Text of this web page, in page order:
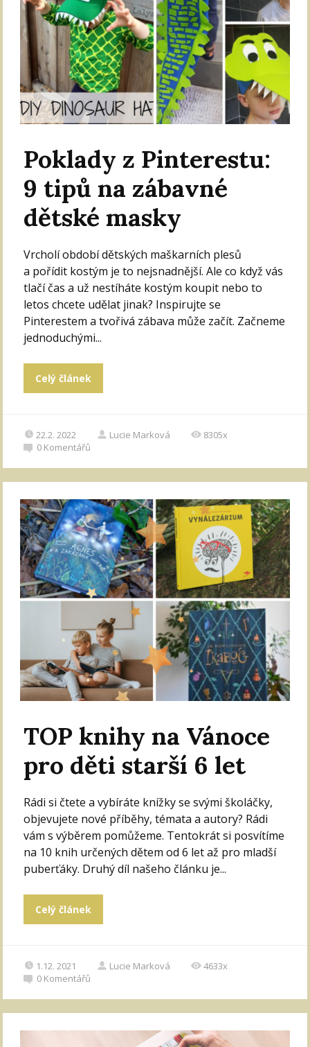
Poklady z Pinterestu:
9 tipů na zábavné
dětské masky
Vrcholí období dětských maškarních plesů
a pořídit kostým je to nejsnadnější. Ale co když vás
tlačí čas a už nestíháte kostým koupit nebo to
letos chcete udělat jinak? Inspirujte se
Pinterestem a tvořivá zábava může začít. Začneme
jednoduchými...
Celý článek
22.2. 2022 Lucie Marková
8305x
0 Komentářů
TOP knihy na Vánoce
pro děti starší 6 let
Rádi si čtete a vybíráte knížky se svými školáčky,
objevujete nové příběhy, témata a autory? Rádi
vám s výběrem pomůžeme. Tentokrát si posvítíme
na 10 knih určených dětem od 6 let až pro mladší
puberťáky. Druhý díl našeho článku je...
Celý článek
1.12. 2021 Lucie Marková
4633x
0 Komentářů